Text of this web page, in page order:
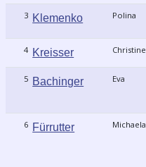
3 Klemenko Polina
4 Kreisser Christine
5 Bachinger Eva
6 Fürrutter Michaela